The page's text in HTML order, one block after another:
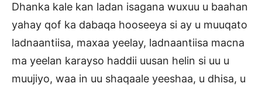
Dhanka kale kan ladan isagana wuxuu u baahan
yahay qof ka dabaqa hooseeya si ay u muuqato
ladnaantiisa, maxaa yeelay, ladnaantiisa macna
ma yeelan karayso haddii uusan helin si uu u
muujiyo, waa in uu shaqaale yeeshaa, u dhisa, u